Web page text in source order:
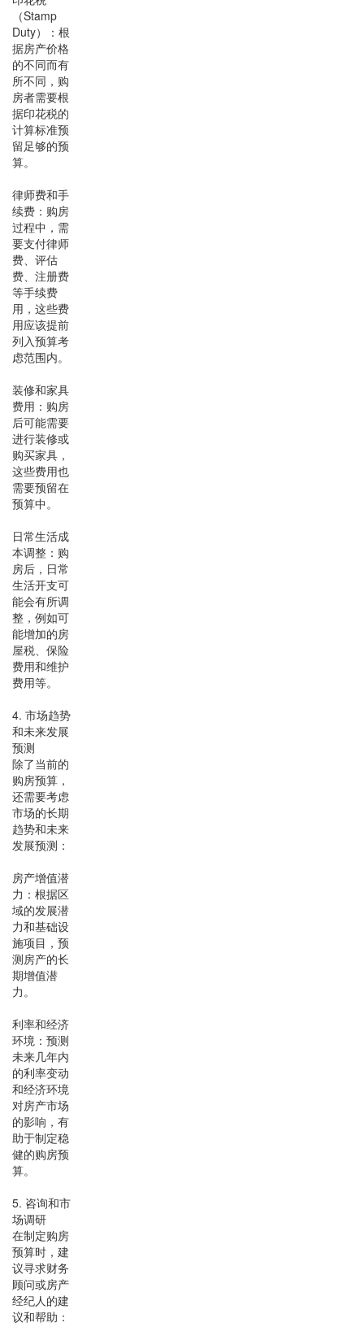
（Stamp
Duty）：根
据房产价格
的不同而有
所不同，购
房者需要根
据印花税的
计算标准预
留足够的预
算。
律师费和手
续费：购房
过程中，需
要支付律师
费、评估
费、注册费
等手续费
用，这些费
用应该提前
列入预算考
虑范围内。
装修和家具
费用：购房
后可能需要
进行装修或
购买家具，
这些费用也
需要预留在
预算中。
日常生活成
本调整：购
房后，日常
生活开支可
能会有所调
整，例如可
能增加的房
屋税、保险
费用和维护
费用等。
4. 市场趋势
和未来发展
预测
除了当前的
购房预算，
还需要考虑
市场的长期
趋势和未来
发展预测：
房产增值潜
力：根据区
域的发展潜
力和基础设
施项目，预
测房产的长
期增值潜
力。
利率和经济
环境：预测
未来几年内
的利率变动
和经济环境
对房产市场
的影响，有
助于制定稳
健的购房预
算。
5. 咨询和市
场调研
在制定购房
预算时，建
议寻求财务
顾问或房产
经纪人的建
议和帮助：